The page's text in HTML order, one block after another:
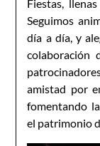
Fiestas,
Seguimos
día a día, y
colaboración
amistad por
fomentando
el patrimonio